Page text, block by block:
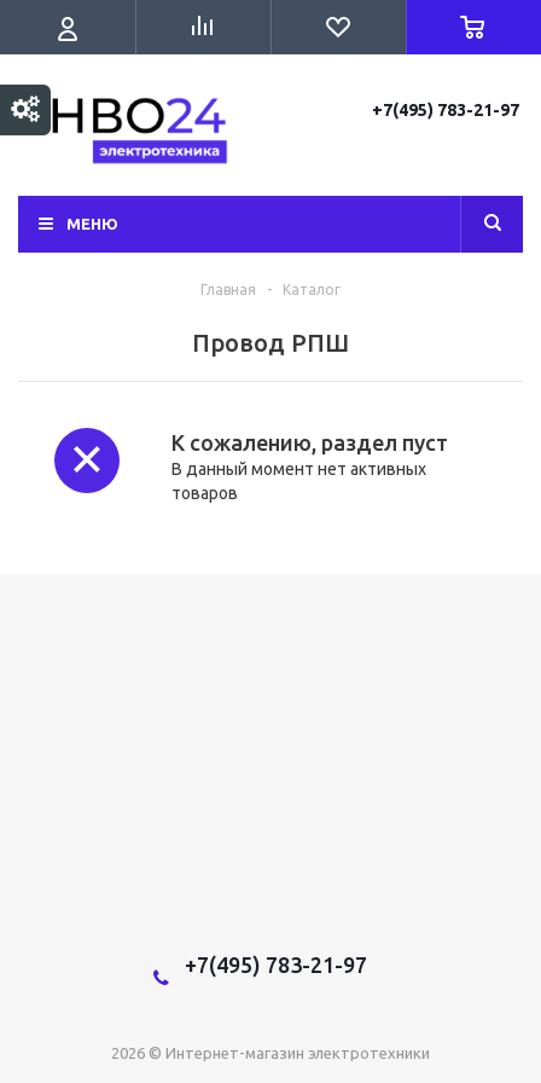
+7(495) 783-21-97
МЕНЮ
Главная - Каталог
Провод РПШ
К сожалению, раздел пуст
В данный момент нет активных
товаров
+7(495) 783-21-97
2026 © Интернет-магазин электротехники